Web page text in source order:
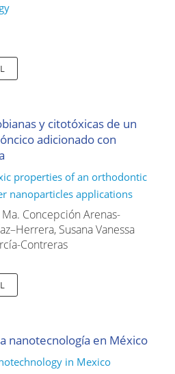
y citotóxicas de un
adicionado con
properties of an orthodontic
nanoparticles applications
Concepción Arenas-
Susana Vanessa
Contreras
nanotecnología en México
in Mexico